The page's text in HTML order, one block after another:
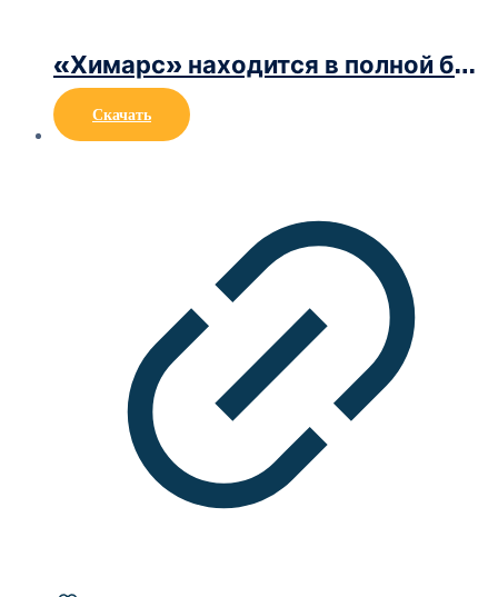
«Химарс» находится в полной боевой готовности
Скачать